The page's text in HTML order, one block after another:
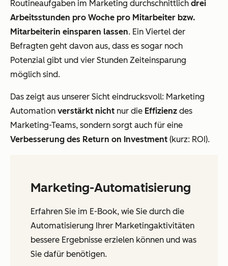
Routineaufgaben im Marketing durchschnittlich drei
Arbeitsstunden pro Woche pro Mitarbeiter bzw.
Mitarbeiterin einsparen lassen. Ein Viertel der
Befragten geht davon aus, dass es sogar noch
Potenzial gibt und vier Stunden Zeiteinsparung
möglich sind.
Das zeigt aus unserer Sicht eindrucksvoll: Marketing
Automation verstärkt nicht nur die Effizienz des
Marketing-Teams, sondern sorgt auch für eine
Verbesserung des Return on Investment (kurz: ROI).
Marketing-Automatisierung
Erfahren Sie im E-Book, wie Sie durch die
Automatisierung Ihrer Marketingaktivitäten
bessere Ergebnisse erzielen können und was
Sie dafür benötigen.